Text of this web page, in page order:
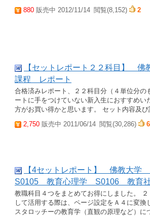
880 販売中 2012/11/14 閲覧(8,152) 2
【セットレポート２２科目】
課程 レポート
合格済みレポート、２２科目分（４単位分
ートに手をつけていない新入生におすすめ
方がお買い得かと思います。 セット内容及
2,750 販売中 2011/06/14 閲覧(30,286) 6
【4セットレポート】 佛教
S0105 教育心理学 S0106 教育
教職科目４つをまとめてお得にしました。
して活用する際は、ページ設定をＡ４に変
スタロッチーの教育学（直観の原理など）